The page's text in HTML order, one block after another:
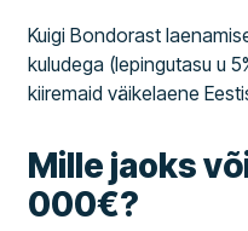
Kuigi Bondorast
kuludega (lepingutasu u
kiiremaid väikelaene
Mille jaoks
000€?